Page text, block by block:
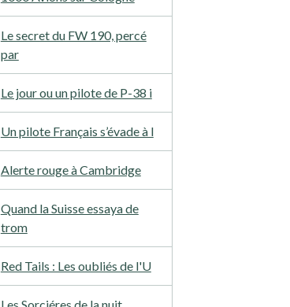
Le secret du FW 190, percé
par
Le jour ou un pilote de P-38 i
Un pilote Français s’évade à l
Alerte rouge à Cambridge
Quand la Suisse essaya de
trom
Red Tails : Les oubliés de l'U